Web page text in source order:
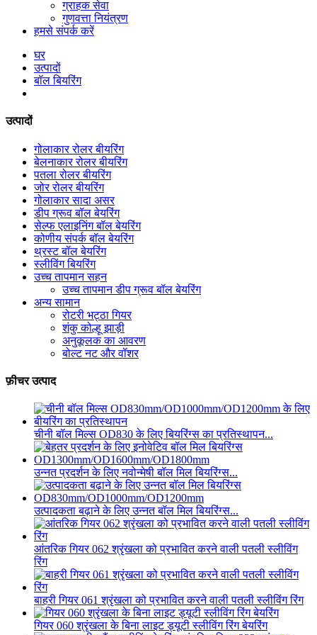
ग्राहक सेवा
गुणवत्ता नियंत्रण
हमसे संपर्क करें
घर
उत्पादों
बॉल बियरिंग
उत्पादों
गोलाकार रोलर बीयरिंग
बेलनाकार रोलर बीयरिंग
पतला रोलर बीयरिंग
जोर रोलर बीयरिंग
गोलाकार सादा असर
डीप ग्रूव बॉल बेयरिंग
सेल्फ एलाइनिंग बॉल बेयरिंग
कोणीय संपर्क बॉल बेयरिंग
थ्रस्ट बॉल बेयरिंग
स्लीविंग बियरिंग
उच्च तापमान सहन
उच्च तापमान डीप ग्रूव बॉल बेयरिंग
अन्य सामान
रोटरी भट्ठा गियर
शंकु कोल्हू झाड़ी
अनुकूलक का आवरण
बोल्ट नट और वॉशर
फ़ीचर उत्पाद
चीनी बॉल मिल्स OD830 के लिए बियरिंग्स का प्रतिस्थापन...
उन्नत प्रदर्शन के लिए नवोन्मेषी बॉल मिल बियरिंग्स...
उत्पादकता बढ़ाने के लिए उन्नत बॉल मिल बियरिंग्स...
आंतरिक गियर 062 श्रृंखला को प्रभावित करने वाली पतली स्लीविंग
रिंग
बाहरी गियर 061 श्रृंखला को प्रभावित करने वाली पतली स्लीविंग रिंग
गियर 060 श्रृंखला के बिना लाइट ड्यूटी स्लीविंग रिंग बेयरिंग